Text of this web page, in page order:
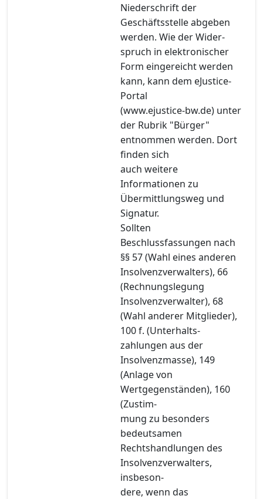
Niederschrift der
Geschäftsstelle abgeben
werden. Wie der Wider-
spruch in elektronischer
Form eingereicht werden
kann, kann dem eJustice-
Portal
(www.ejustice-bw.de) unter
der Rubrik "Bürger"
entnommen werden. Dort
finden sich
auch weitere
Informationen zu
Übermittlungsweg und
Signatur.
Sollten
Beschlussfassungen nach
§§ 57 (Wahl eines anderen
Insolvenzverwalters), 66
(Rechnungslegung
Insolvenzverwalter), 68
(Wahl anderer Mitglieder),
100 f. (Unterhalts-
zahlungen aus der
Insolvenzmasse), 149
(Anlage von
Wertgegenständen), 160
(Zustim-
mung zu besonders
bedeutsamen
Rechtshandlungen des
Insolvenzverwalters,
insbeson-
dere, wenn das